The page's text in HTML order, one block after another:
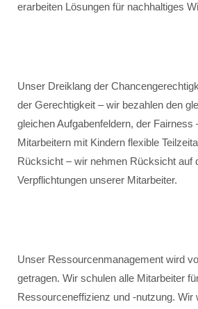
erarbeiten Lösungen für nachhaltiges
Unser Dreiklang der
der Gerechtigkeit – wir bezahlen den
gleichen Aufgabenfeldern, der Fairness
Mitarbeitern mit Kindern flexible
Rücksicht – wir nehmen Rücksicht auf
Verpflichtungen unserer Mitarbeiter.
Unser Ressourcenmanagement wird
getragen. Wir schulen alle Mitarbeiter
Ressourceneffizienz und -nutzung. Wir